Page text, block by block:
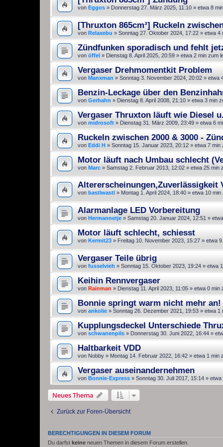
von Eggos » Donnerstag 27. März 2025, 11:10 » etwa 8
[Thruxton 865cm³] Ruckeln
von Relaxebu » Sonntag 27. Oktober 2024, 17:22 » etwa 4
Zündfunken sporadisch und fehlt
von öffel » Dienstag 8. April 2025, 20:59 » etwa 2 min zum
Vergaser Drehmomentkit Problem
von Manxman » Sonntag 3. November 2024, 20:02 » etwa
Benzin-Leckage über den
von Gerhahn » Dienstag 8. April 2008, 21:10 » etwa 3 min
Vergaser Thruxton läuft wie Diesel
von midrosoft » Dienstag 31. März 2009, 23:49 » etwa 6
Ruckeln zwischen 2000 & 3000 -
von Eddi H » Sonntag 15. Januar 2023, 20:12 » etwa 7 min
Motor läuft nach Umbau schlecht
von Marc » Samstag 2. Februar 2013, 12:02 » etwa 25 min
Altererscheinungen,Zuverlässigkeit
von bastlwastl » Montag 1. April 2024, 18:40 » etwa 10 min
Alarmanlage LED Vorbereitung
von Hermannetje » Samstag 20. Januar 2024, 12:51 »
Motor läuft schlecht, schiesst
von Kermit23 » Freitag 10. November 2023, 15:27 » etwa
Vergaser Teile übrig
von fusselvieh » Sonntag 15. Oktober 2023, 19:24 » etwa
Keihin Rennvergaser
von Rainman » Dienstag 11. April 2023, 11:05 » etwa 0 min
Bonnie springt warm nicht mehr an!
von ankolie » Sonntag 26. Dezember 2021, 19:53 » etwa 1
Kupplungsdeckel Unterschiede
von schwanenpils » Donnerstag 30. Juni 2022, 16:44 »
Haltbarkeit VDD
von Nobby » Montag 14. Februar 2022, 16:42 » etwa 1 min
Vergaser auseinandernehmen
von Bonnie-Express » Sonntag 30. Juli 2017, 15:14 » etwa
Neues Thema
Zurück zur Foren-Übersicht
BERECHTIGUNGEN IN DIESEM FORUM
Du darfst keine neuen Themen in diesem Forum erstellen.